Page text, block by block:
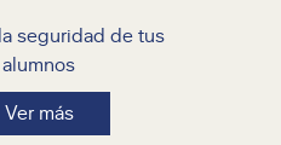
seguridad de tus
alumnos
Ver más